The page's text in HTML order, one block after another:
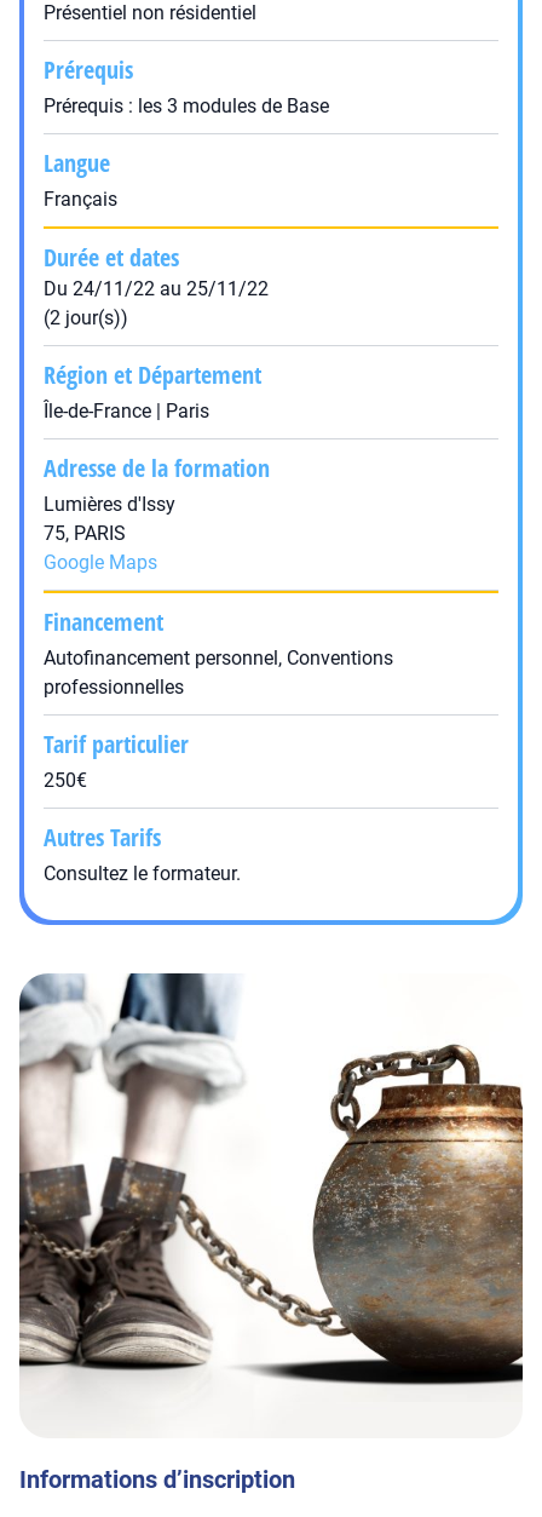
Présentiel non résidentiel
Prérequis
Prérequis : les 3 modules de Base
Langue
Français
Durée et dates
Du 24/11/22 au 25/11/22
(2 jour(s))
Région et Département
Île-de-France | Paris
Adresse de la formation
Lumières d'Issy
75, PARIS
Google Maps
Financement
Autofinancement personnel, Conventions
professionnelles
Tarif particulier
250€
Autres Tarifs
Consultez le formateur.
Informations d’inscription